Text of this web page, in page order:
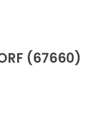
(67660)